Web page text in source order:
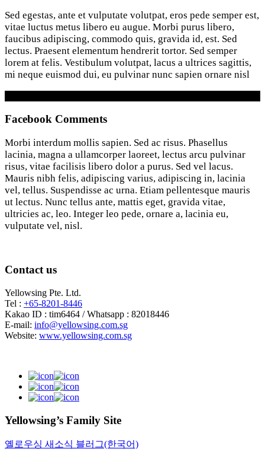
Sed egestas, ante et vulputate volutpat, eros pede semper est,
vitae luctus metus libero eu augue. Morbi purus libero,
faucibus adipiscing, commodo quis, gravida id, est. Sed
lectus. Praesent elementum hendrerit tortor. Sed semper
lorem at felis. Vestibulum volutpat, lacus a ultrices sagittis,
mi neque euismod dui, eu pulvinar nunc sapien ornare nisl
Facebook Comments
Morbi interdum mollis sapien. Sed ac risus. Phasellus
lacinia, magna a ullamcorper laoreet, lectus arcu pulvinar
risus, vitae facilisis libero dolor a purus. Sed vel lacus.
Mauris nibh felis, adipiscing varius, adipiscing in, lacinia
vel, tellus. Suspendisse ac urna. Etiam pellentesque mauris
ut lectus. Nunc tellus ante, mattis eget, gravida vitae,
ultricies ac, leo. Integer leo pede, ornare a, lacinia eu,
vulputate vel, nisl.
Contact us
Yellowsing Pte. Ltd.
Tel : +65-8201-8446
Kakao ID : tim6464 / Whatsapp : 82018446
E-mail: info@yellowsing.com.sg
Website: www.yellowsing.com.sg
Yellowsing’s Family Site
옐로우싱 새소식 블러그(한국어)